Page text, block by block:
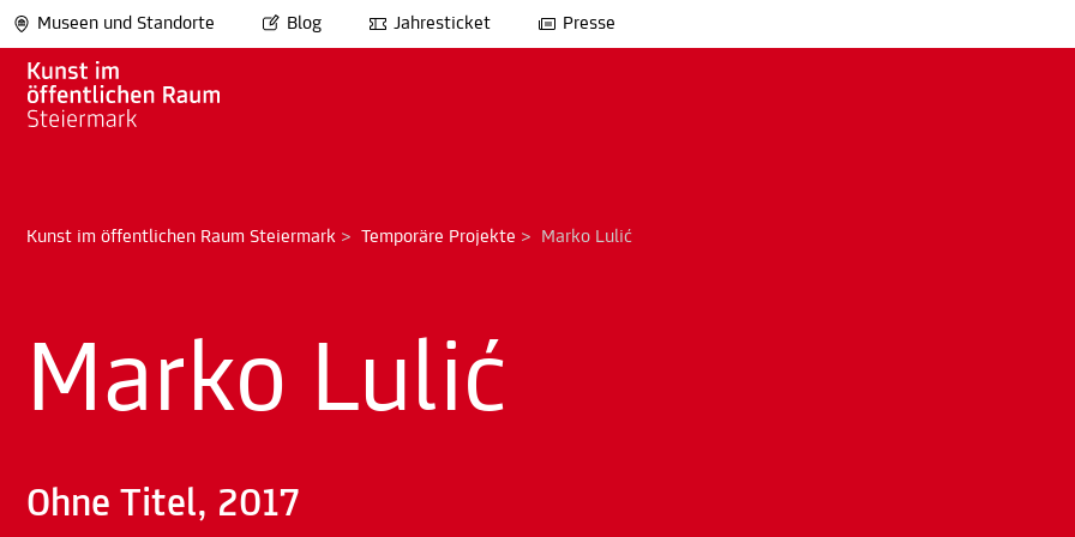
Museen und Standorte Blog Jahresticket Presse
Kunst im öffentlichen Raum Steiermark > Temporäre Projekte > Marko Lulić
Marko Lulić
Ohne Titel, 2017